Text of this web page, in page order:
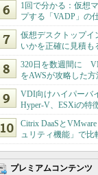
1回で分かる：仮想
プする「VADP」の
仮想デスクトップ
いかを正確に見積も
320日を数週間に
をAWSが攻略した方
VDI向けハイパーバ
Hyper-V、ESXiの特
Citrix DaaSと
ュリティ機能」で
プレミアムコンテンツ